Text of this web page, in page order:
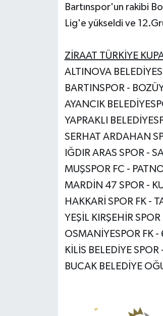
Bartınspor'un rakibi
Lig'e yükseldi ve
ZİRAAT TÜRKİYE
ALTINOVA
BARTINSPOR -
AYANCIK
YAPRAKLI
SERHAT ARDAHAN
IĞDIR ARAS SPOR -
MUŞSPOR FC -
MARDİN 47 SPOR -
HAKKARİ SPOR FK -
YEŞİL KIRŞEHİR
OSMANİYESPOR FK -
KİLİS BELEDİYE
BUCAK BELEDİYE